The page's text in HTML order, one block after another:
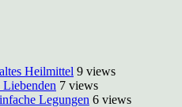
Heilmittel 9 views
7 views
Legungen 6 views